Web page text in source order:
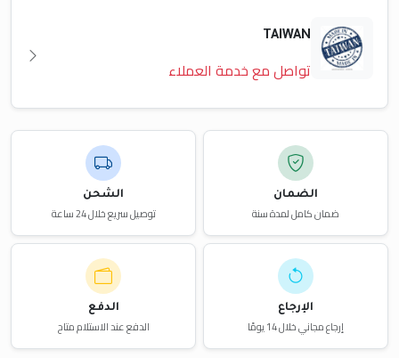
TAIWAN
تواصل مع خدمة العملاء
الضمان
ضمان كامل لمدة سنة
الشحن
توصيل سريع خلال 24 ساعة
الإرجاع
إرجاع مجاني خلال 14 يومًا
الدفع
الدفع عند الاستلام متاح